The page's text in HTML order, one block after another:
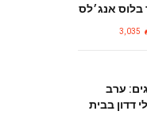
בלוס אנג׳לס
3,035
ערב
דדון בבית